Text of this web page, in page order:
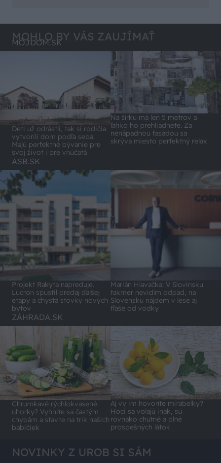
MOHLO BY VÁS ZAUJÍMAŤ
MÔJDOM.SK
Deti už odrástli, tak si rodičia
vytvorili dom podľa seba.
Majú perfektné bývanie pre
svoj život i pre vnúčatá
Na šírku má len 5 metrov a
ľahko ho prehliadnete. Za
nenápadnou fasádou sa
skrýva miesto perfektný relax
ASB.SK
Projekt Rakyta napreduje.
Lucron spustil predaj ďalšej
etapy a chystá stovky nových
bytov
Marián Hlavačka: V Slovinsku
takmer nevidím odpad, na
Slovensku nájdem v lese aj
fľaše od vodky
ZÁHRADA.SK
Chrumkavé rýchlokvasené
uhorky? Vyhnite sa častým
chybám a stavte na trik našich
babičiek
Aj vy im hovoríte mirabelky?
Hoci sa volajú inak, sú
rovnako chutné a plné
prospešných látok
NOVINKY Z UROB SI SÁM